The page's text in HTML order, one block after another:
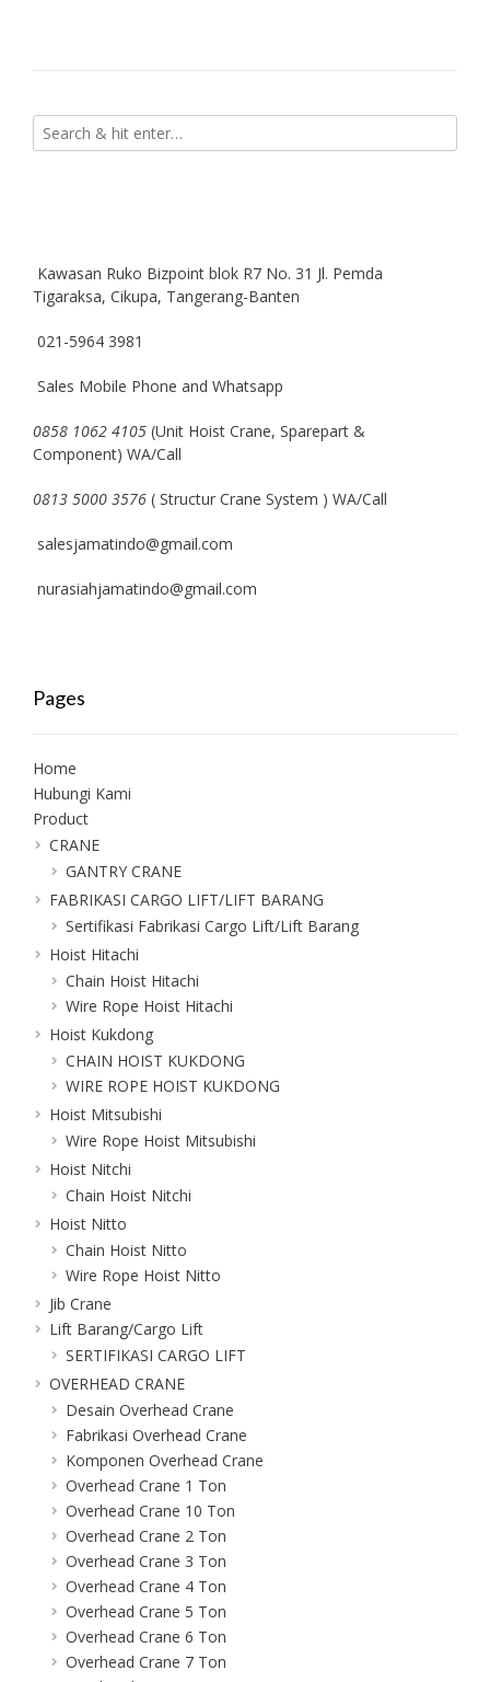
Kawasan Ruko Bizpoint blok R7 No. 31 Jl. Pemda
Tigaraksa, Cikupa, Tangerang-Banten
021-5964 3981
Sales Mobile Phone and Whatsapp
0858 1062 4105 (Unit Hoist Crane, Sparepart &
Component) WA/Call
0813 5000 3576 ( Structur Crane System ) WA/Call
salesjamatindo@gmail.com
nurasiahjamatindo@gmail.com
Pages
Home
Hubungi Kami
Product
CRANE
GANTRY CRANE
FABRIKASI CARGO LIFT/LIFT BARANG
Sertifikasi Fabrikasi Cargo Lift/Lift Barang
Hoist Hitachi
Chain Hoist Hitachi
Wire Rope Hoist Hitachi
Hoist Kukdong
CHAIN HOIST KUKDONG
WIRE ROPE HOIST KUKDONG
Hoist Mitsubishi
Wire Rope Hoist Mitsubishi
Hoist Nitchi
Chain Hoist Nitchi
Hoist Nitto
Chain Hoist Nitto
Wire Rope Hoist Nitto
Jib Crane
Lift Barang/Cargo Lift
SERTIFIKASI CARGO LIFT
OVERHEAD CRANE
Desain Overhead Crane
Fabrikasi Overhead Crane
Komponen Overhead Crane
Overhead Crane 1 Ton
Overhead Crane 10 Ton
Overhead Crane 2 Ton
Overhead Crane 3 Ton
Overhead Crane 4 Ton
Overhead Crane 5 Ton
Overhead Crane 6 Ton
Overhead Crane 7 Ton